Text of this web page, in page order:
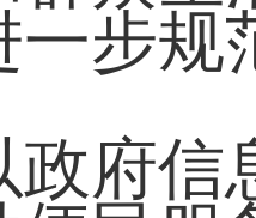
一步
府信